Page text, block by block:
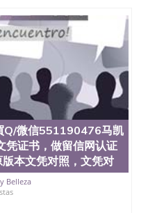
就业率，全美名列前
术氛围，杰出的本科
评选为全美50强公立综
的成百上千的海外学
在世界上享有学术地
高等教育机构，并获
表。其计算机系与会
名中表现优异。其毕
界硅谷中心得到工作
大三和大四的学期提
论是加州大学系统
圣何塞州立大学
位置。 圣何塞州立大
附近的旧金山-圣何塞
有学生三万人，超过
Q/微信551190476马凯
凭证书，做留信网认证
版本文凭对照，文凭对
Belleza